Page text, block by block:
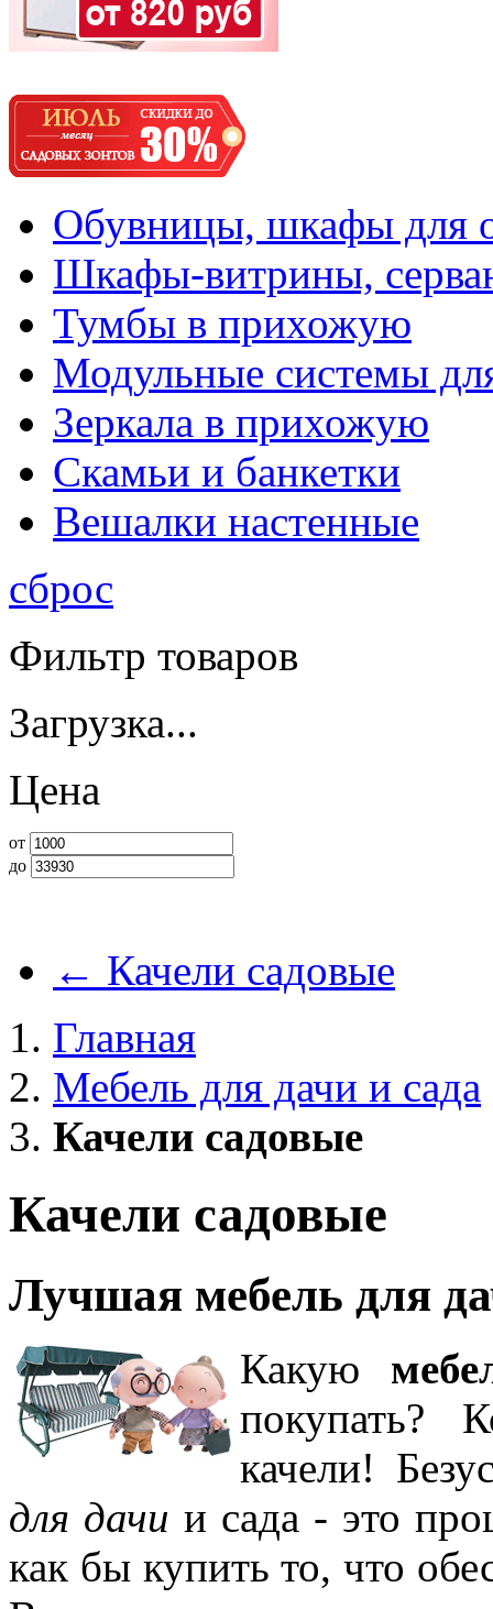
Обувницы, шкафы для
Шкафы-витрины,
Тумбы в прихожую
Модульные системы
Зеркала в прихожую
Скамьи и банкетки
Вешалки настенные
сброс
Фильтр товаров
Загрузка...
Цена
от
до
← Качели садовые
Главная
Мебель для дачи и сада
Качели садовые
Качели садовые
Лучшая мебель для
Какую
покупать?
качели!
для дачи и сада - это
как бы купить то, что